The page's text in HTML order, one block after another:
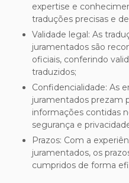
expertise e
traduções precisas e
Validade legal: As traduções realizadas por tradutores
juramentados são
oficiais, conferindo
traduzidos;
Confidencialidade: As empresas de tradutores
juramentados prezam
informações contidas
segurança e
Prazos: Com a experiência e agilidade dos tradutores
juramentados, os
cumpridos de forma